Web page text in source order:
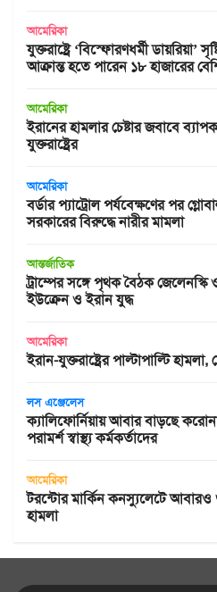
আমেরিকা
যুক্তরাষ্ট্রে ‘বিস্ফোরণধর্মী ডায়রিয়া’
আক্রান্ত হতে পারেন ১৮ হাজারের
আমেরিকা
ইরানের হামলার চেষ্টার জবাবে
যুক্তরাষ্ট্রের
আমেরিকা
বর্ডার প্যাট্রোল পর্যবেক্ষণের পর
সরকারের বিরুদ্ধে নারীর মামলা
আন্তর্জাতিক
ট্রাম্পের সঙ্গে পৃথক বৈঠক
ইউক্রেন ও ইরান যুদ্ধ
আমেরিকা
ইরান-যুক্তরাষ্ট্রের পাল্টাপাল্টি
লস এঞ্জেলেস
ক্যালিফোর্নিয়ায় আবার বাড়ছে
পরামর্শ স্বাস্থ্য কর্মকর্তাদের
আমেরিকা
টরন্টোর মার্কিন কনস্যুলেটে আবারও
হামলা